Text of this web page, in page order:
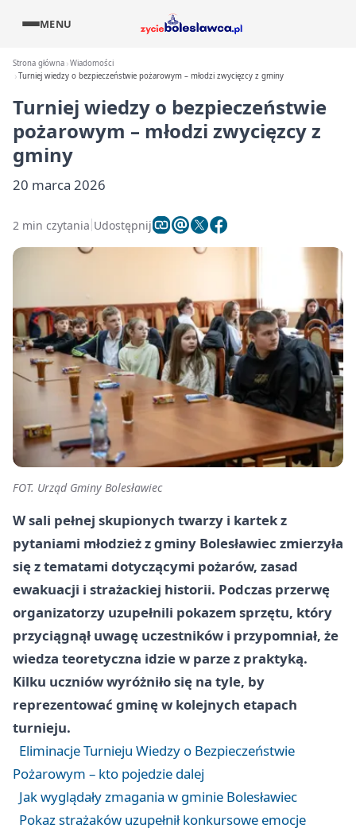
MENU
Strona główna Wiadomości
Turniej wiedzy o bezpieczeństwie pożarowym – młodzi zwycięzcy z gminy
Turniej wiedzy o bezpieczeństwie
pożarowym – młodzi zwycięzcy z
gminy
20 marca 2026
2 min czytania Udostępnij
FOT. Urząd Gminy Bolesławiec
W sali pełnej skupionych twarzy i kartek z
pytaniami młodzież z gminy Bolesławiec zmierzyła
się z tematami dotyczącymi pożarów, zasad
ewakuacji i strażackiej historii. Podczas przerwę
organizatorzy uzupełnili pokazem sprzętu, który
przyciągnął uwagę uczestników i przypomniał, że
wiedza teoretyczna idzie w parze z praktyką.
Kilku uczniów wyróżniło się na tyle, by
reprezentować gminę w kolejnych etapach
turnieju.
Eliminacje Turnieju Wiedzy o Bezpieczeństwie
Pożarowym – kto pojedzie dalej
Jak wyglądały zmagania w gminie Bolesławiec
Pokaz strażaków uzupełnił konkursowe emocje